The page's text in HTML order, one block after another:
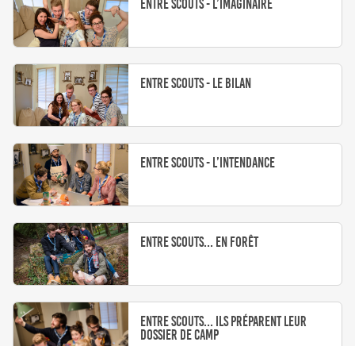
Entre Scouts - L’imaginaire
Entre Scouts - Le bilan
Entre Scouts - L’intendance
Entre Scouts... En forêt
Entre Scouts... ils préparent leur
dossier de camp